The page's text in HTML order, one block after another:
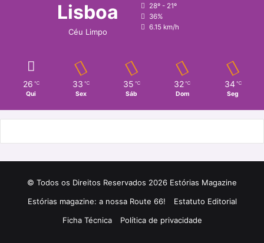
Lisboa
Céu Limpo
28º - 21º
36%
6.15 km/h
26 ℃
Qui
33 ℃
Sex
35 ℃
Sáb
32 ℃
Dom
34 ℃
Seg
© Todos os Direitos Reservados 2026 Estórias Magazine
Estórias magazine: a nossa Route 66!
Estatuto Editorial
Ficha Técnica
Política de privacidade